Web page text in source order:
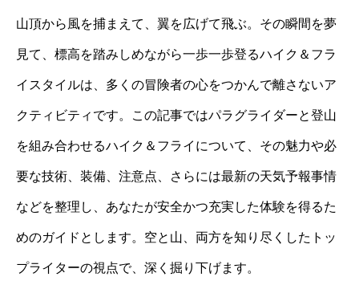
山頂から風を捕まえて、翼を広げて飛ぶ。その瞬間を夢
見て、標高を踏みしめながら一歩一歩登るハイク＆フラ
イスタイルは、多くの冒険者の心をつかんで離さないア
クティビティです。この記事ではパラグライダーと登山
を組み合わせるハイク＆フライについて、その魅力や必
要な技術、装備、注意点、さらには最新の天気予報事情
などを整理し、あなたが安全かつ充実した体験を得るた
めのガイドとします。空と山、両方を知り尽くしたトッ
プライターの視点で、深く掘り下げます。